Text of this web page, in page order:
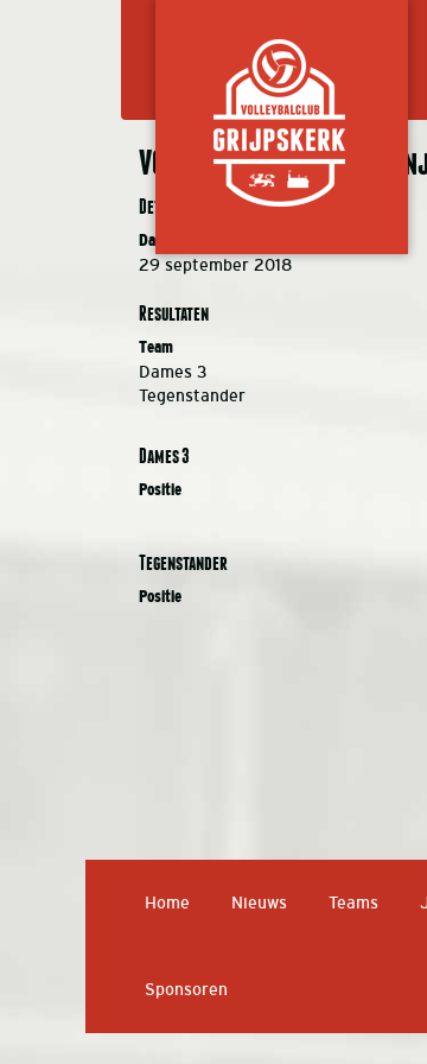
VC Grijpskerk DS 3 –
Details
Datum
29 september 2018
Resultaten
Team
Dames 3
Tegenstander
Dames 3
Positie
Tegenstander
Positie
Home Nieuws Teams
Sponsoren